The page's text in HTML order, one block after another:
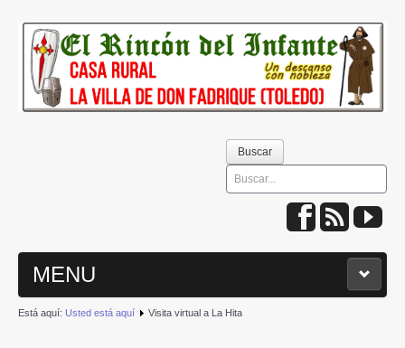
Buscar
Buscar
MENU
INICIO
Está aquí: Usted está aquí Visita virtual a La Hita